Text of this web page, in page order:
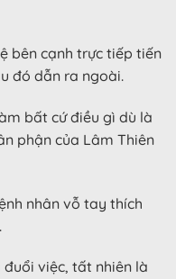
bên cạnh trực tiếp tiến
đó dẫn ra ngoài.
bất cứ điều gì dù là
phận của Lâm Thiên
nhân vỗ tay thích
việc, tất nhiên là